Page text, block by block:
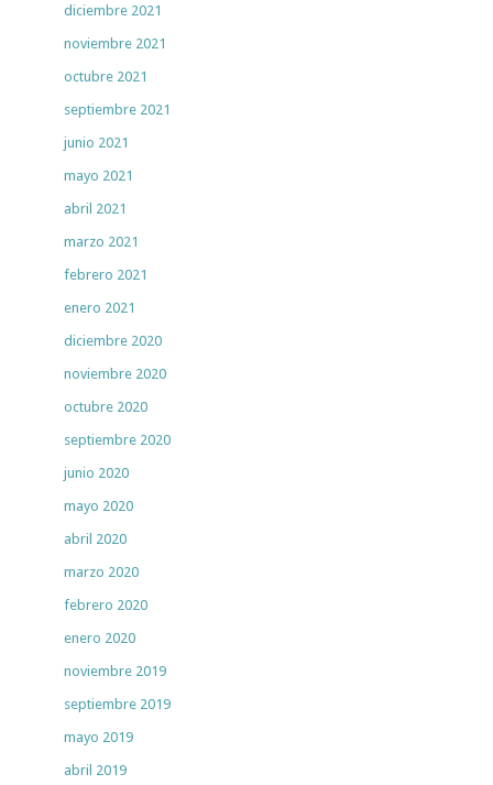
diciembre 2021
noviembre 2021
octubre 2021
septiembre 2021
junio 2021
mayo 2021
abril 2021
marzo 2021
febrero 2021
enero 2021
diciembre 2020
noviembre 2020
octubre 2020
septiembre 2020
junio 2020
mayo 2020
abril 2020
marzo 2020
febrero 2020
enero 2020
noviembre 2019
septiembre 2019
mayo 2019
abril 2019